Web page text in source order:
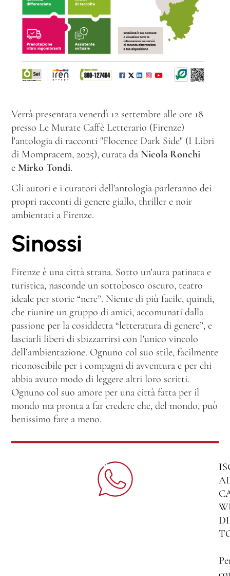
Verrà presentata venerdì 12 settembre alle ore 18
presso Le Murate Caffè Letterario (Firenze)
l'antologia di racconti "Flocence Dark Side" (I Libri
di Mompracem, 2025), curata da Nicola Ronchi
e Mirko Tondi.
Gli autori e i curatori dell'antologia parleranno dei
propri racconti di genere giallo, thriller e noir
ambientati a Firenze.
Sinossi
Firenze è una città strana. Sotto un’aura patinata e
turistica, nasconde un sottobosco oscuro, teatro
ideale per storie “nere”. Niente di più facile, quindi,
che riunire un gruppo di amici, accomunati dalla
passione per la cosiddetta “letteratura di genere”, e
lasciarli liberi di sbizzarrirsi con l’unico vincolo
dell’ambientazione. Ognuno col suo stile, facilmente
riconoscibile per i compagni di avventura e per chi
abbia avuto modo di leggere altri loro scritti.
Ognuno col suo amore per una città fatta per il
mondo ma pronta a far credere che, del mondo, può
benissimo fare a meno.
DI